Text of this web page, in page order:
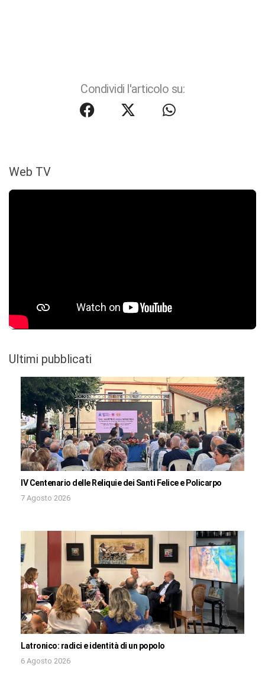
Condividi l'articolo su:
Web TV
Ultimi pubblicati
IV Centenario delle Reliquie dei Santi Felice e Policarpo
7 Agosto 2026
Latronico: radici e identità di un popolo
6 Agosto 2026